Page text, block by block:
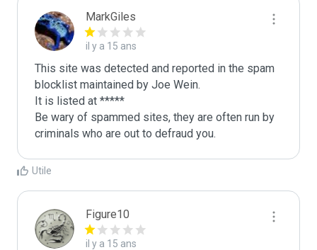
MarkGiles
il y a 15 ans
This site was detected and reported in the spam
blocklist maintained by Joe Wein.
It is listed at *****
Be wary of spammed sites, they are often run by
criminals who are out to defraud you.
Utile
Figure10
il y a 15 ans